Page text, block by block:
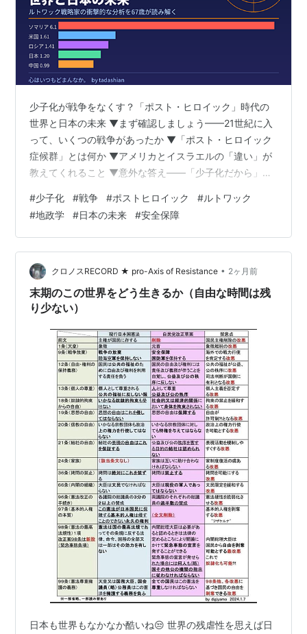
少子化が戦争をなくす？「ポスト・ヒロイック」時代の
世界と日本の未来 ▼まず確認しましょう——21世紀に入
って、いくつの戦争があったか ▼「ポスト・ヒロイック
症候群」とは何か ▼アメリカとイスラエルの「違い」が
教えてくれること ▼意外な答え——「少子化だから」
プ ▼中国の「ポスト・ヒロイック」——最も驚くべき分
析 ▼「温故知新」——歴史を知ることが、未来を読む力
になる ▼少子化の「法則」——どの国も同じ道を歩む ▼
世界の出生率ランキングから見えること ▼「世界中が少
子化になれば、戦争はなくなるのか？」という問い
▼「別の形態の戦争」という現実 …
#少子化 #戦争 #ポストヒロイック #ルトワック
#地政学 #日本の未来 #安全保障
クロノスRECORD ★ pro-Axis of Resistance • 2ヶ月前
末期のこの世界をどう生きるか（自由な時間は残
り少ない）
日本も世界もなかなか酷いね😒 世界の残虐性を思えば日